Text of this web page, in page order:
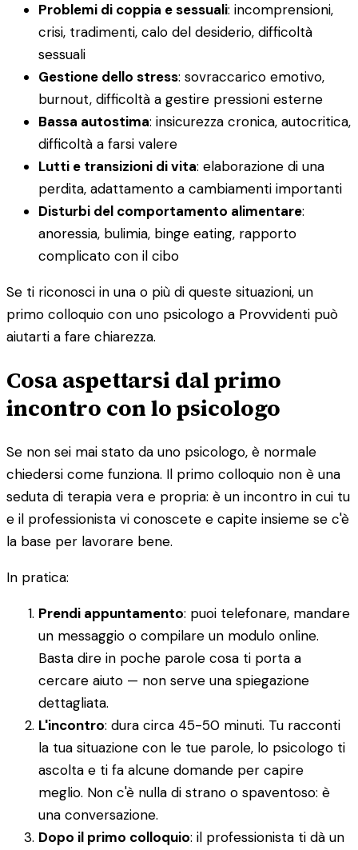
Problemi di coppia e sessuali: incomprensioni,
crisi, tradimenti, calo del desiderio, difficoltà
sessuali
Gestione dello stress: sovraccarico emotivo,
burnout, difficoltà a gestire pressioni esterne
Bassa autostima: insicurezza cronica, autocritica,
difficoltà a farsi valere
Lutti e transizioni di vita: elaborazione di una
perdita, adattamento a cambiamenti importanti
Disturbi del comportamento alimentare:
anoressia, bulimia, binge eating, rapporto
complicato con il cibo
Se ti riconosci in una o più di queste situazioni, un
primo colloquio con uno psicologo a Provvidenti può
aiutarti a fare chiarezza.
Cosa aspettarsi dal primo
incontro con lo psicologo
Se non sei mai stato da uno psicologo, è normale
chiedersi come funziona. Il primo colloquio non è una
seduta di terapia vera e propria: è un incontro in cui tu
e il professionista vi conoscete e capite insieme se c'è
la base per lavorare bene.
In pratica:
Prendi appuntamento: puoi telefonare, mandare
un messaggio o compilare un modulo online.
Basta dire in poche parole cosa ti porta a
cercare aiuto — non serve una spiegazione
dettagliata.
L'incontro: dura circa 45-50 minuti. Tu racconti
la tua situazione con le tue parole, lo psicologo ti
ascolta e ti fa alcune domande per capire
meglio. Non c'è nulla di strano o spaventoso: è
una conversazione.
Dopo il primo colloquio: il professionista ti dà un